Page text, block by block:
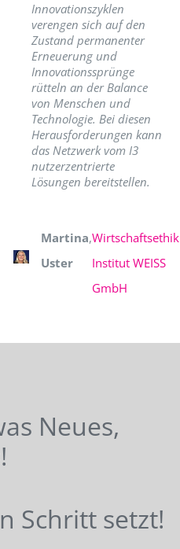
Innovationszyklen
verengen sich auf den
Zustand permanenter
Erneuerung und
Innovationssprünge
rütteln an der Balance
von Menschen und
Technologie. Bei diesen
Herausforderungen kann
das Netzwerk vom I3
nutzerzentrierte
Lösungen bereitstellen.
Martina
Uster
,Wirtschaftsethik
Institut WEISS
GmbH
Neues,
Schritt setzt!